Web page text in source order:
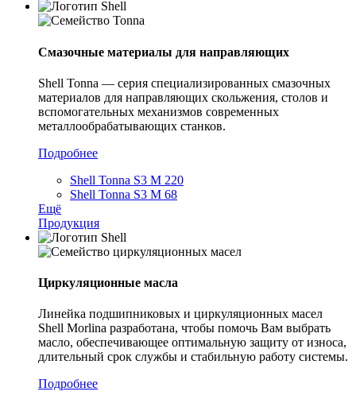
Смазочные материалы для направляющих
Shell Tonna — серия специализированных смазочных
материалов для направляющих скольжения, столов и
вспомогательных механизмов современных
металлообрабатывающих станков.
Подробнее
Shell Tonna S3 M 220
Shell Tonna S3 M 68
Ещё
Продукция
Циркуляционные масла
Линейка подшипниковых и циркуляционных масел
Shell Morlina разработана, чтобы помочь Вам выбрать
масло, обеспечивающее оптимальную защиту от износа,
длительный срок службы и стабильную работу системы.
Подробнее